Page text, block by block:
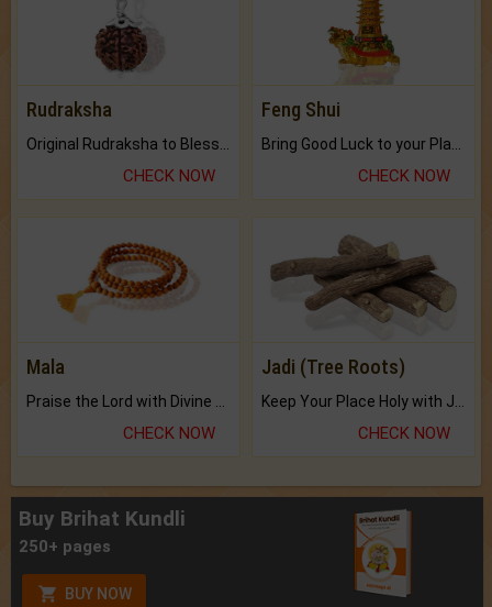
Rudraksha
CHECK NOW
Feng Shui
CHECK NOW
Mala
Praise the Lord with Divine Energies of Mala.
CHECK NOW
Jadi (Tree Roots)
Keep Your Place Holy with Jadi.
CHECK NOW
Buy Brihat Kundli
250+ pages
BUY NOW